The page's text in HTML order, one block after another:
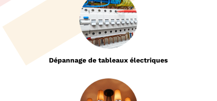
Dépannage de tableaux électriques